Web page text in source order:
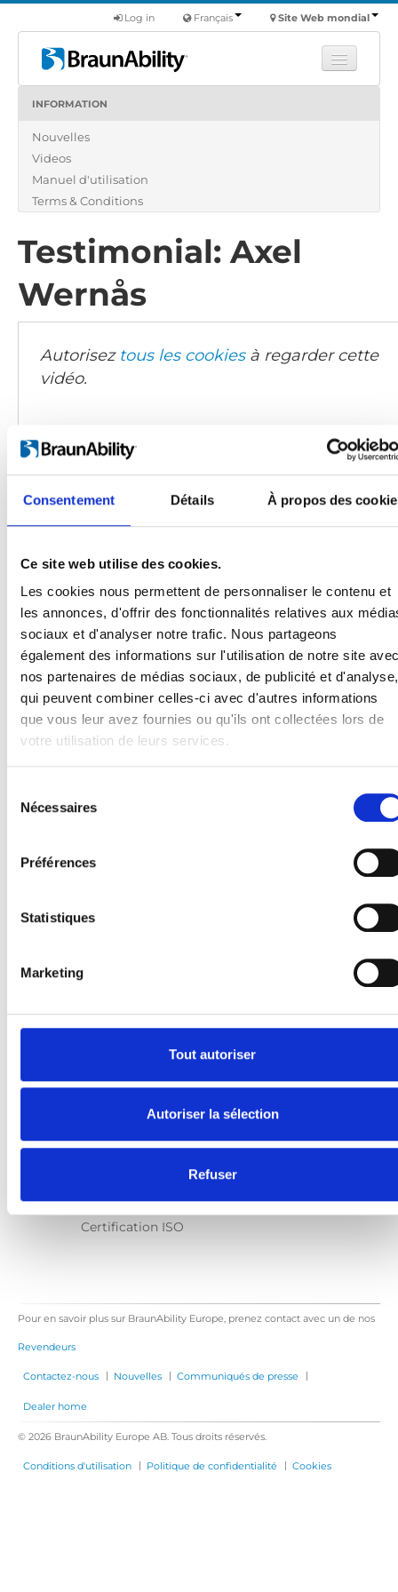
Consentement Détails À propos des
Ce site web utilise des cookies.
Les cookies nous permettent de personnaliser le contenu et
les annonces, d'offrir des fonctionnalités relatives aux
sociaux et d'analyser notre trafic. Nous partageons
également des informations sur l'utilisation de notre site
nos partenaires de médias sociaux, de publicité et d'analyse,
qui peuvent combiner celles-ci avec d'autres informations
que vous leur avez fournies ou qu'ils ont collectées lors de
votre utilisation de leurs services.
Nécessaires
Préférences
Statistiques
Marketing
Tout autoriser
Autoriser la sélection
Refuser
Site Web mondial
Français
Log in
Produits
Nous
Trouver un revendeur
INFORMATION
Nouvelles
Videos
Manuel d'utilisation
Terms & Conditions
Testimonial: Axel
Wernås
Autorisez tous les cookiesà regarder cette
vidéo.
Produits
Carony
Turny Evo
Turny Low Vehicle
Chair Topper
Carospeed Classic
Produits
Spacefloor® LX
Apprendre
À propos de nous
Travailler chez BraunAbility
Contactez-nous
Certification ISO
Pour en savoir plus sur BraunAbility Europe, prenez contact avec un de nos
Revendeurs
Contactez-nous | Nouvelles | Communiqués de presse |
Dealer home
© 2026 BraunAbility Europe AB. Tous droits réservés.
Conditions d'utilisation | Politique de confidentialité | Cookies